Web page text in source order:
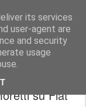
its services
user-agent are
and security
usage
280912
Valli Biellesi:
su Fiat